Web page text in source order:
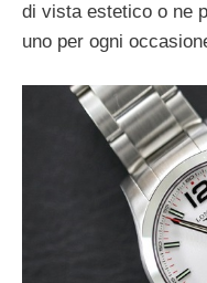
di vista estetico o ne
uno per ogni